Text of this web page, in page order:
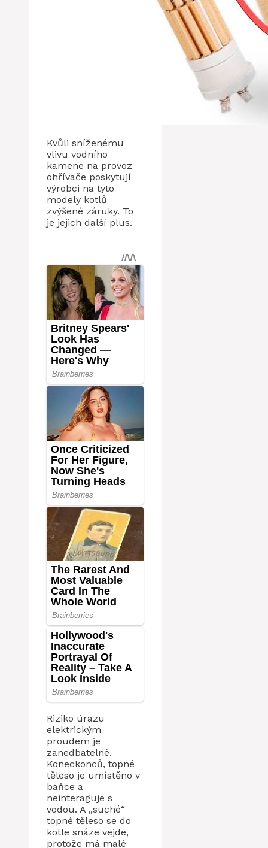
Kvůli sníženému
vlivu vodního
kamene na provoz
ohřívače poskytují
výrobci na tyto
modely kotlů
zvýšené záruky. To
je jejich další plus.
Riziko úrazu
elektrickým
proudem je
zanedbatelné.
Koneckonců, topné
těleso je umístěno v
baňce a
neinteraguje s
vodou. A „suché“
topné těleso se do
kotle snáze vejde,
protože má malé